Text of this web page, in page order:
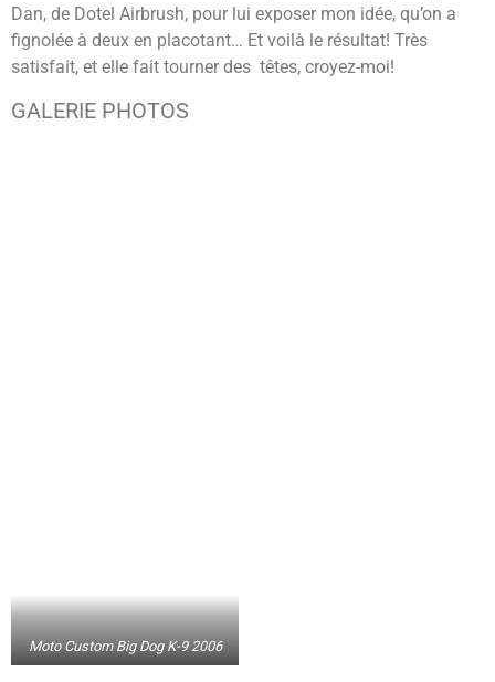
Dan, de Dotel Airbrush, pour lui exposer mon idée, qu’on a
fignolée à deux en placotant… Et voilà le résultat! Très
satisfait, et elle fait tourner des têtes, croyez-moi!
GALERIE PHOTOS
Moto Custom Big Dog K-9 2006